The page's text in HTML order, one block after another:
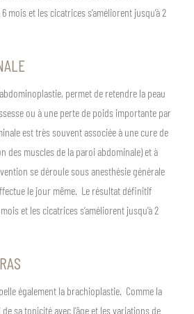
mois et les cicatrices s’améliorent jusqu’à 2
permet de retendre la peau
ou à une perte de poids importante par
est très souvent associée à une cure de
des muscles de la paroi abdominale) et à
se déroule sous anesthésie générale
le jour même. Le résultat définitif
et les cicatrices s’améliorent jusqu’à 2
également la brachioplastie. Comme la
sa tonicité avec l’âge et les variations de